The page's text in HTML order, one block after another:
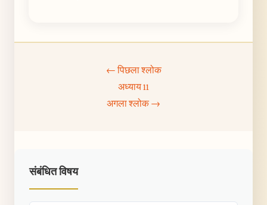
← पिछला श्लोक
अध्याय 11
अगला श्लोक →
संबंधित विषय